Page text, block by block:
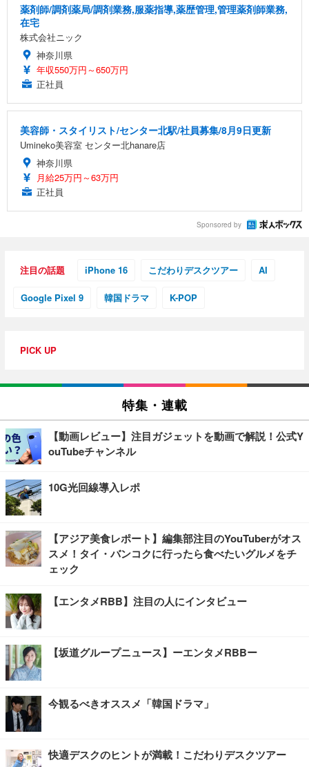
薬剤師/調剤薬局/調剤業務,服薬指導,薬歴管理,管理薬剤師業務,
在宅
株式会社ニック
神奈川県
年収550万円～650万円
正社員
美容師・スタイリスト/センター北駅/社員募集/8月9日更新
Umineko美容室 センター北hanare店
神奈川県
月給25万円～63万円
正社員
Sponsored by
注目の話題 iPhone 16 こだわりデスクツアー AI
Google Pixel 9 韓国ドラマ K-POP
PICK UP
特集・連載
【動画レビュー】注目ガジェットを動画で解説！公式Y
ouTubeチャンネル
10G光回線導入レポ
【アジア美食レポート】編集部注目のYouTuberがオス
スメ！タイ・バンコクに行ったら食べたいグルメをチ
ェック
【エンタメRBB】注目の人にインタビュー
【坂道グループニュース】ーエンタメRBBー
今観るべきオススメ「韓国ドラマ」
快適デスクのヒントが満載！こだわりデスクツアー